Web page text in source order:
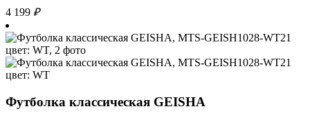
4 199 ₽
Футболка классическая GEISHA